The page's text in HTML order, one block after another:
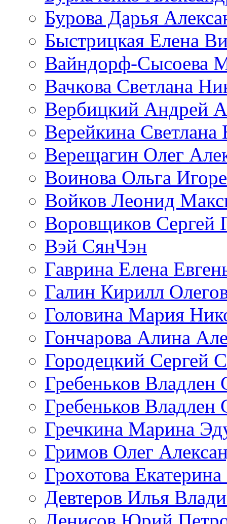
Бурова Дарья
Быстрицкая Елена
Вайндорф-Сысоева
Вачкова Светлана
Вербицкий Андрей
Верейкина Светлана
Верещагин Олег
Воинова Ольга
Войков Леонид
Воровщиков Сергей
Вэй СянЧэн
Гаврина Елена
Галин Кирилл
Головина Мария
Гончарова Алина
Городецкий Сергей
Гребеньков Владлен
Гребеньков Владлен
Гречкина Марина
Гримов Олег
Грохотова
Девтеров Илья